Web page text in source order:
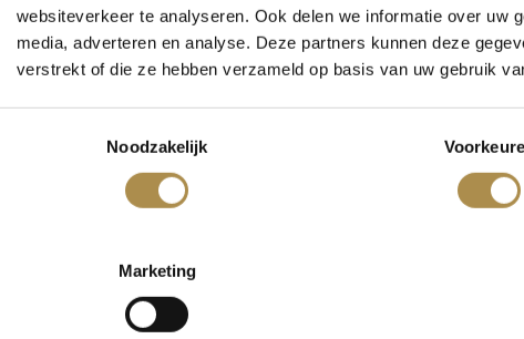
websiteverkeer te analyseren. Ook delen we informatie over uw
media, adverteren en analyse. Deze partners kunnen deze
verstrekt of die ze hebben verzameld op basis van uw gebruik
Noodzakelijk
Marketing